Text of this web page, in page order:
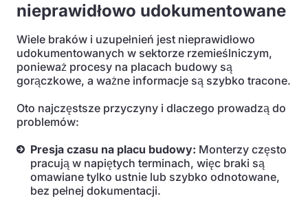
nieprawidłowo udokumentowane
Wiele braków i uzupełnień jest nieprawidłowo
udokumentowanych w sektorze rzemieślniczym,
ponieważ procesy na placach budowy są
gorączkowe, a ważne informacje są szybko tracone.
Oto najczęstsze przyczyny i dlaczego prowadzą do
problemów:
Presja czasu na placu budowy: Monterzy często
pracują w napiętych terminach, więc braki są
omawiane tylko ustnie lub szybko odnotowane,
bez pełnej dokumentacji.